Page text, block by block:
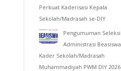
Perkuat Kaderisasi Kepala
Sekolah/Madrasah se-DIY
Pengumuman Seleksi
Administrasi Beasiswa
Kader Sekolah/Madrasah
Muhammadiyah PWM DIY 2026